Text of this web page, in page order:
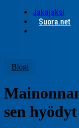
Jakajaksi
Suora.net
Blogi
sen hyödyt